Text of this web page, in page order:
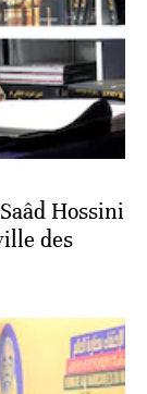
Hossini
des